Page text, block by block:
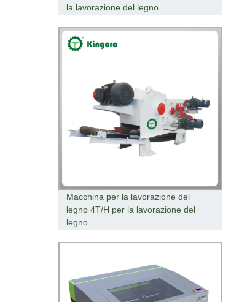
la lavorazione del legno
Macchina per la lavorazione del
legno 4T/H per la lavorazione del
legno